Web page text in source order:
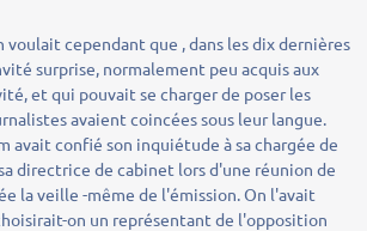
voulait cependant que , dans les dix dernières
surprise, normalement peu acquis aux
et qui pouvait se charger de poser les
avaient coincées sous leur langue.
avait confié son inquiétude à sa chargée de
directrice de cabinet lors d'une réunion de
la veille -même de l'émission. On l'avait
on un représentant de l'opposition